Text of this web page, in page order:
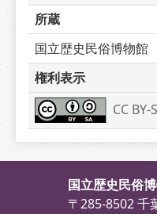
所蔵
国立歴史民俗博物館
権利表示
CC
国立歴史民俗
〒285-8502 千